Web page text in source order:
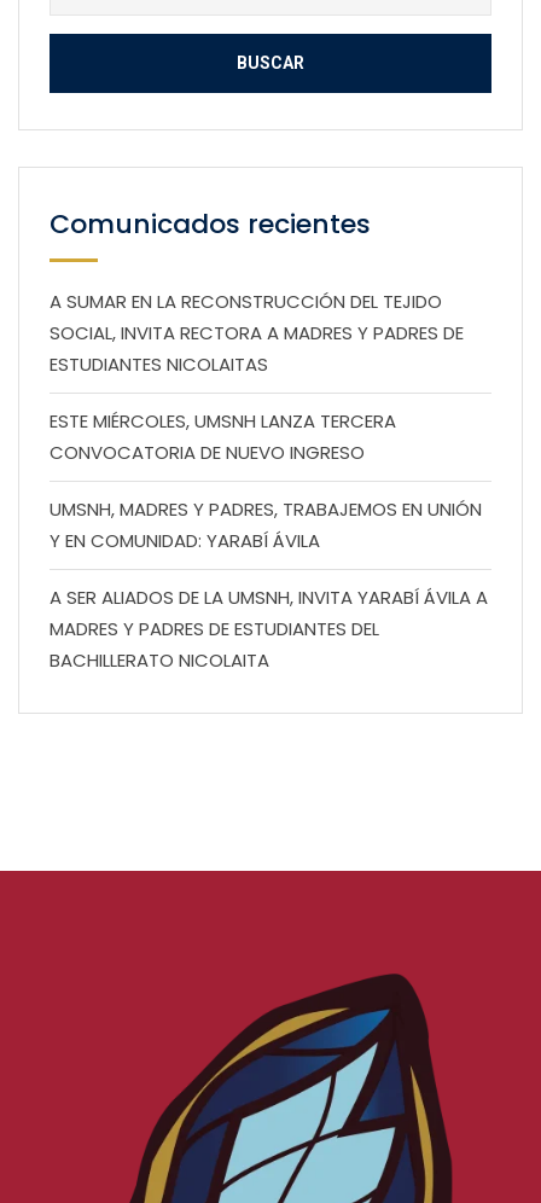
Comunicados recientes
A SUMAR EN LA RECONSTRUCCIÓN DEL TEJIDO
SOCIAL, INVITA RECTORA A MADRES Y PADRES DE
ESTUDIANTES NICOLAITAS
ESTE MIÉRCOLES, UMSNH LANZA TERCERA
CONVOCATORIA DE NUEVO INGRESO
UMSNH, MADRES Y PADRES, TRABAJEMOS EN UNIÓN
Y EN COMUNIDAD: YARABÍ ÁVILA
A SER ALIADOS DE LA UMSNH, INVITA YARABÍ ÁVILA A
MADRES Y PADRES DE ESTUDIANTES DEL
BACHILLERATO NICOLAITA